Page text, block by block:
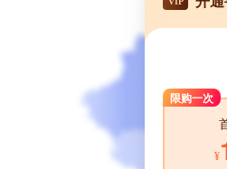
限购一次
¥